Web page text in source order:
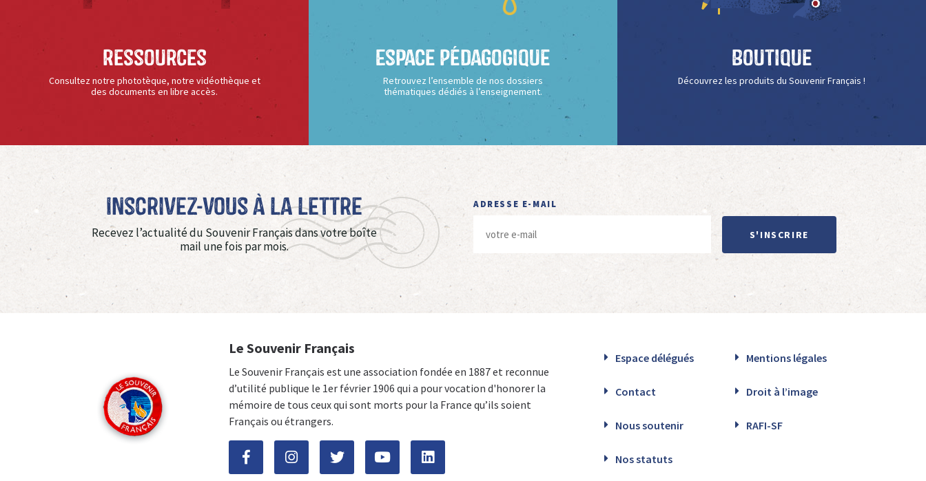
Ressources
Consultez notre phototèque, notre vidéothèque et
des documents en libre accès.
Espace Pédagogique
Retrouvez l’ensemble de nos dossiers
thématiques dédiés à l’enseignement.
Boutique
Découvrez les produits du Souvenir Français !
Inscrivez-vous à La Lettre
Recevez l’actualité du Souvenir Français dans votre boîte
mail une fois par mois.
ADRESSE E-MAIL
S'INSCRIRE
Le Souvenir Français
Le Souvenir Français est une association fondée en 1887 et reconnue
d’utilité publique le 1er février 1906 qui a pour vocation d'honorer la
mémoire de tous ceux qui sont morts pour la France qu’ils soient
Français ou étrangers.
Espace délégués Mentions légales
Contact Droit à l’image
Nous soutenir RAFI-SF
Nos statuts